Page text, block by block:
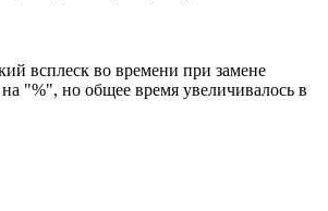
всплеск во времени при замене
"%", но общее время увеличивалось в